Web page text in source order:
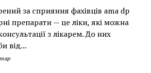
за сприяння фахівців ama dp
препарати — це ліки, які можна
з лікарем. До них
від...